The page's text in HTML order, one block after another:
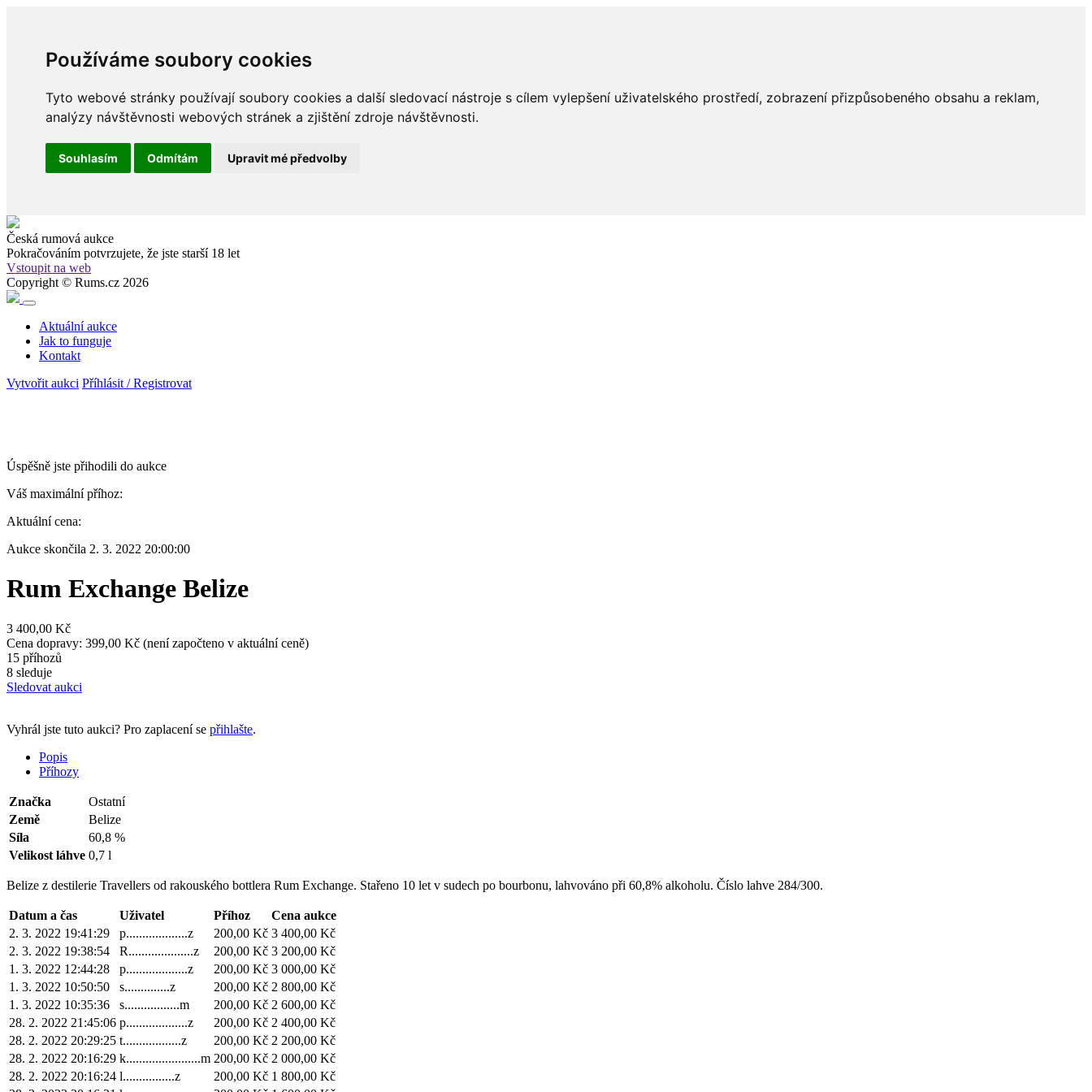
Používáme soubory cookies
Tyto webové stránky používají soubory cookies a další sledovací nástroje s cílem vylepšení uživatelského prostředí, zobrazení přizpůsobeného obsahu a reklam,
analýzy návštěvnosti webových stránek a zjištění zdroje návštěvnosti.
Souhlasím Odmítám Upravit mé předvolby
Česká rumová aukce
Pokračováním potvrzujete, že jste starší 18 let
Vstoupit na web
Copyright © Rums.cz 2026
Aktuální aukce
Jak to funguje
Kontakt
Vytvořit aukci Příhlásit / Registrovat
Úspěšně jste přihodili do aukce
Váš maximální příhoz:
Aktuální cena:
Aukce skončila 2. 3. 2022 20:00:00
Rum Exchange Belize
3 400,00 Kč
Cena dopravy: 399,00 Kč (není započteno v aktuální ceně)
15 příhozů
8 sleduje
Sledovat aukci
Vyhrál jste tuto aukci? Pro zaplacení se přihlašte.
Popis
Příhozy
Značka
Ostatní
Země
Belize
Síla
60,8 %
Velikost láhve 0,7 l
Belize z destilerie Travellers od rakouského bottlera Rum Exchange. Stařeno 10 let v sudech po bourbonu, lahvováno při 60,8% alkoholu. Číslo lahve 284/300.
Datum a čas Uživatel Příhoz
Cena aukce
2. 3. 2022 19:41:29
p...................z 200,00 Kč 3 400,00 Kč
2. 3. 2022 19:38:54
R....................z 200,00 Kč 3 200,00 Kč
1. 3. 2022 12:44:28
p...................z 200,00 Kč 3 000,00 Kč
1. 3. 2022 10:50:50
s..............z 200,00 Kč 2 800,00 Kč
1. 3. 2022 10:35:36
s.................m 200,00 Kč 2 600,00 Kč
28. 2. 2022 21:45:06 p...................z 200,00 Kč 2 400,00 Kč
28. 2. 2022 20:29:25 t..................z 200,00 Kč 2 200,00 Kč
28. 2. 2022 20:16:29 k.......................m 200,00 Kč 2 000,00 Kč
28. 2. 2022 20:16:24 l................z 200,00 Kč 1 800,00 Kč